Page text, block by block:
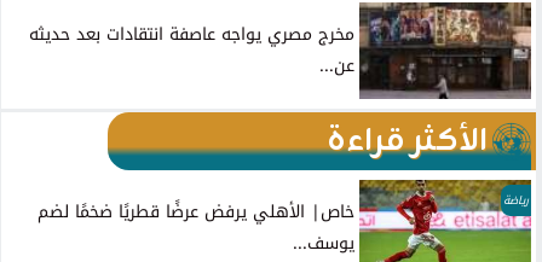
مخرج مصري يواجه عاصفة انتقادات بعد حديثه
عن...
الأكثر قراءة
رياضة
خاص| الأهلي يرفض عرضًا قطريًا ضخمًا لضم
يوسف...